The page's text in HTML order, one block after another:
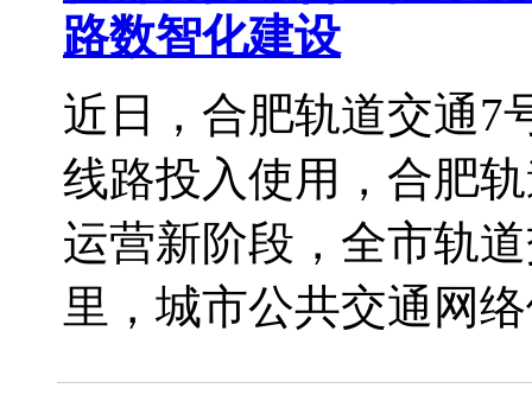
路数智化建设
近日，合肥轨道交通7
线路投入使用，合肥
运营新阶段，全市轨
里，城市公共交通网